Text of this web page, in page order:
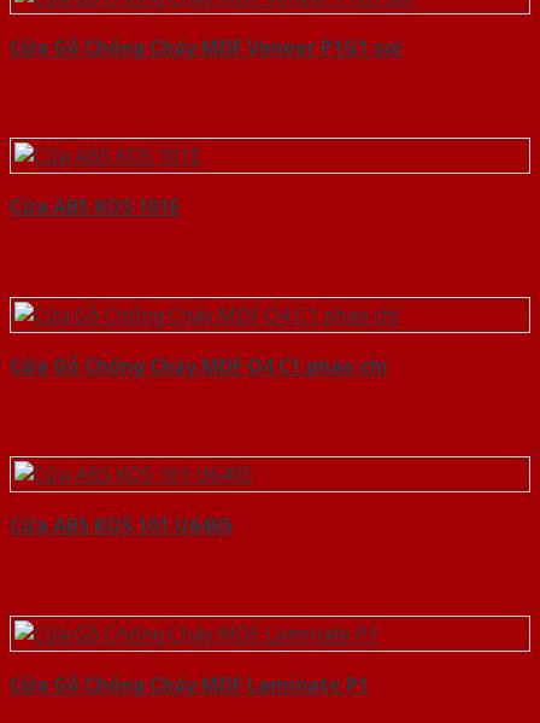
Cửa Gỗ Chống Cháy MDF Veneer P1G1 soi
Cửa ABS KOS 101E
Cửa Gỗ Chống Cháy MDF O4 C1 phao chi
Cửa ABS KOS 101 U6405
Cửa Gỗ Chống Cháy MDF Laminate P1